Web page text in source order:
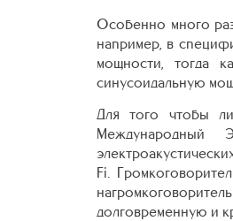
Особенно много
например, в
мощности, тогда
синусоидальную
Для того чтобы
Международный
Fi.
долговременную и